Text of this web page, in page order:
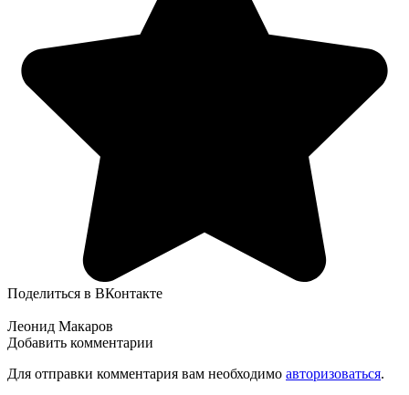
Поделиться в ВКонтакте
Леонид Макаров
Добавить комментарии
Для отправки комментария вам необходимо авторизоваться.